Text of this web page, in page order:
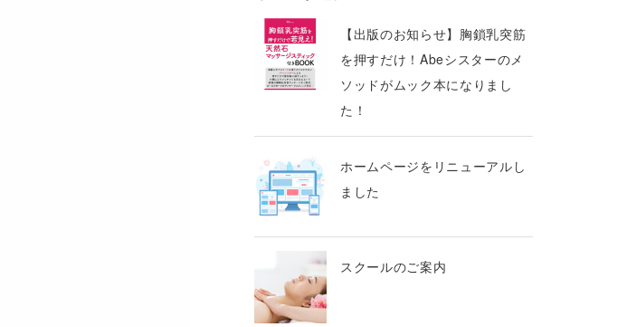
【出版のお知らせ】胸鎖乳突筋
を押すだけ！Abeシスターのメ
ソッドがムック本になりまし
た！
ホームページをリニューアルし
ました
スクールのご案内